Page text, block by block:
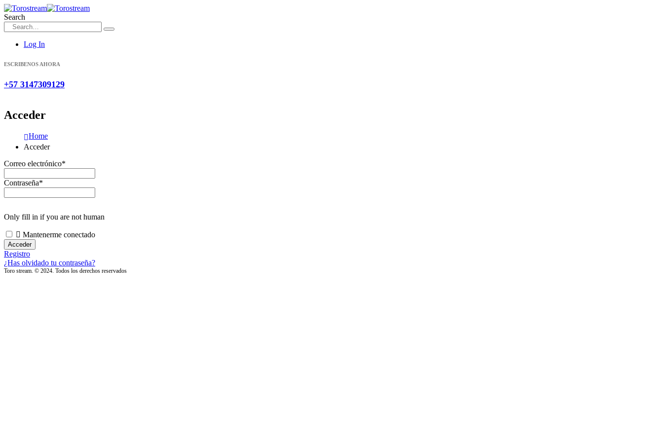
Search
Log In
ESCRIBENOS AHORA
+57 3147309129
Acceder
Home
Acceder
Correo electrónico*
Contraseña*
Only fill in if you are not human
Mantenerme conectado
Registro
¿Has olvidado tu contraseña?
Toro stream. © 2024. Todos los derechos reservados